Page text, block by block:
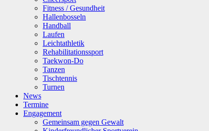
Fitness / Gesundheit
Hallenbosseln
Handball
Laufen
Leichtathletik
Rehabilitationssport
Taekwon-Do
Tanzen
Tischtennis
Turnen
News
Termine
Engagement
Gemeinsam gegen Gewalt